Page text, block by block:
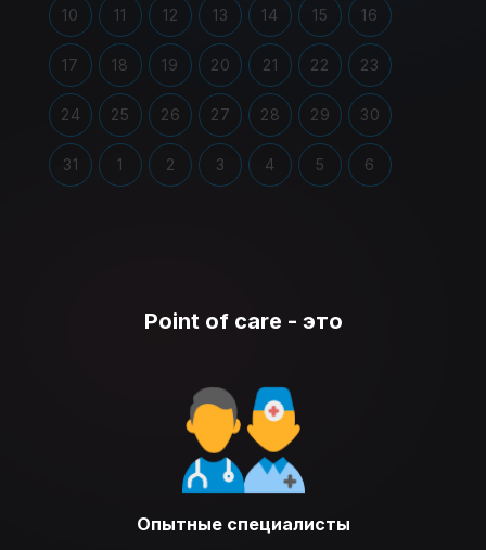
10 11 12 13 14 15 16
17 18 19 20 21 22 23
24 25 26 27 28 29 30
31 1 2 3 4 5 6
Point of care - это
Опытные специалисты